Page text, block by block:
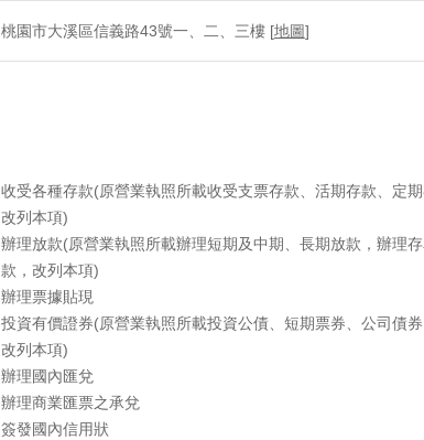
桃園市大溪區信義路43號一、二、三樓 [地圖]
收受各種存款(原營業執照所載收受支票存款、活期存款、定
改列本項)
辦理放款(原營業執照所載辦理短期及中期、長期放款，辦理
款，改列本項)
辦理票據貼現
投資有價證券(原營業執照所載投資公債、短期票券、公司債
改列本項)
辦理國內匯兌
辦理商業匯票之承兌
簽發國內信用狀